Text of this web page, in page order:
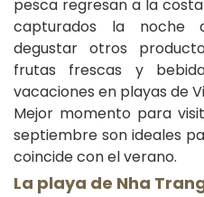
pesca regresan a la
capturados la noche
degustar otros
frutas frescas y
vacaciones en playas de
Mejor momento para
septiembre son ideales
coincide con el verano.
La playa de Nha